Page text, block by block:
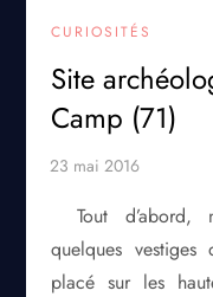
CURIOSITÉS
Site
Camp (71)
Tout
quelques
placé sur les